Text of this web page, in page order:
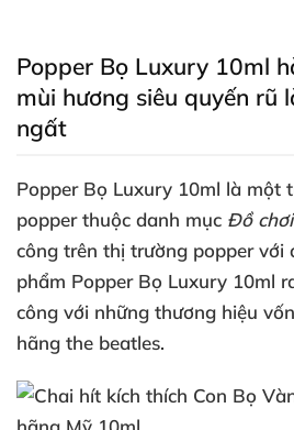
Popper Bọ Luxury 10ml
mùi hương siêu quyến rũ
ngất
Popper Bọ Luxury 10ml là một
popper thuộc danh mục Đồ
công trên thị trường poppervới
phẩm Popper Bọ Luxury 10ml
công với những thương hiệu vốn
hãng the beatles.